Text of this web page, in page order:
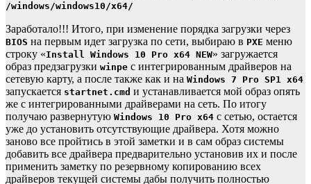
/windows/windows10/x64/
Заработало!!! Итого, при изменение порядка загрузки через
BIOS на первым идет загрузка по сети, выбираю в PXE меню
строку «Install Windows 10 Pro x64 NEW» загружается
образ предзагрузки winpe с интегрированным драйверов на
сетевую карту, а после также как и на Windows 7 Pro SP1 x64
запускается startnet.cmd и устанавливается мой образ опять
же с интегрированными драйверами на сеть. По итогу
получаю развернутую Windows 10 Pro x64 с сетью, остается
уже до установить отсутствующие драйвера. Хотя можно
заново все пройтись в этой заметки и в сам образ системы
добавить все драйвера предварительно установив их и после
применить заметку по резервному копированию всех
драйверов текущей системы дабы получить полностью